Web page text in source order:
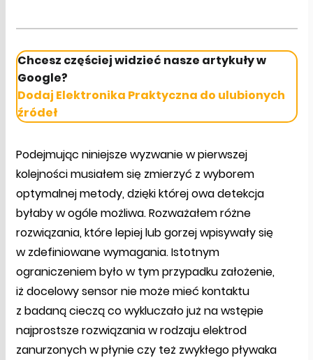
Chcesz częściej widzieć nasze artykuły w
Google?
Dodaj Elektronika Praktyczna do ulubionych
źródeł
Podejmując niniejsze wyzwanie w pierwszej
kolejności musiałem się zmierzyć z wyborem
optymalnej metody, dzięki której owa detekcja
byłaby w ogóle możliwa. Rozważałem różne
rozwiązania, które lepiej lub gorzej wpisywały się
w zdefiniowane wymagania. Istotnym
ograniczeniem było w tym przypadku założenie,
iż docelowy sensor nie może mieć kontaktu
z badaną cieczą co wykluczało już na wstępie
najprostsze rozwiązania w rodzaju elektrod
zanurzonych w płynie czy też zwykłego pływaka